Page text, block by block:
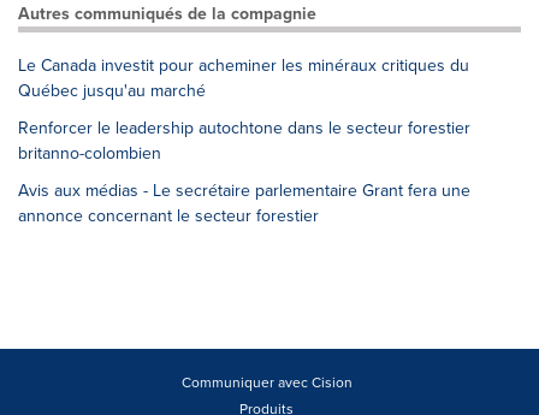
Autres communiqués de la compagnie
Le Canada investit pour acheminer les minéraux critiques du
Québec jusqu'au marché
Renforcer le leadership autochtone dans le secteur forestier
britanno-colombien
Avis aux médias - Le secrétaire parlementaire Grant fera une
annonce concernant le secteur forestier
Communiquer avec Cision
Produits